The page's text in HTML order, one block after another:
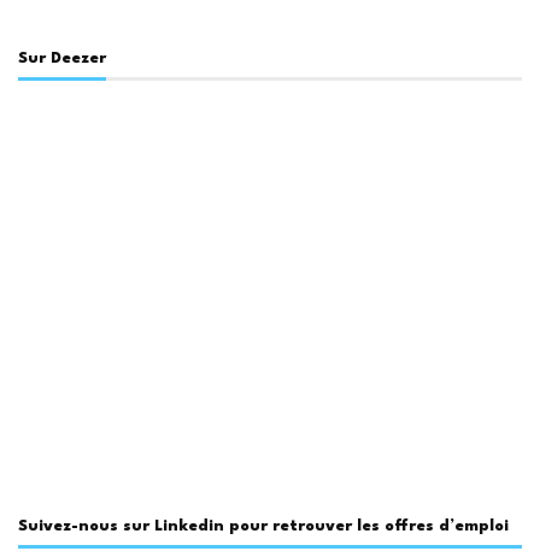
Sur Deezer
Suivez-nous sur Linkedin pour retrouver les offres d’emploi